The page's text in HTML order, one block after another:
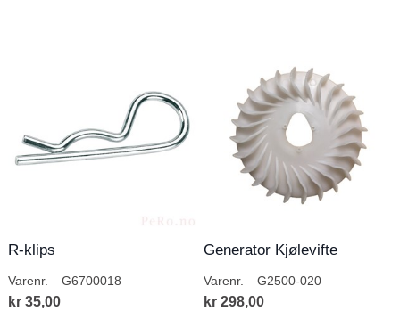
R-klips
Varenr. G6700018
kr 35,00
Generator Kjølevifte
Varenr. G2500-020
kr 298,00